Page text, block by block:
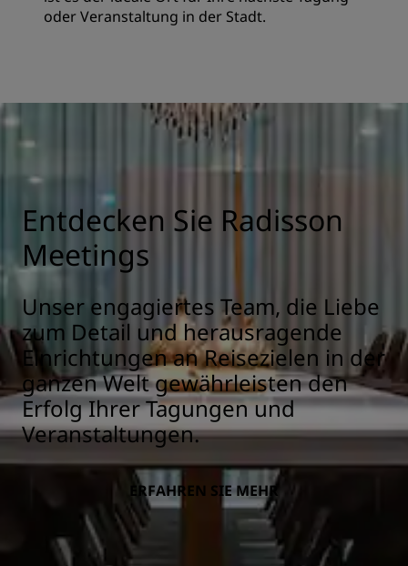
oder Veranstaltung in der Stadt.
Entdecken Sie Radisson
Meetings
Unser engagiertes Team, die Liebe
zum Detail und herausragende
Einrichtungen an Reisezielen in der
ganzen Welt gewährleisten den
Erfolg Ihrer Tagungen und
Veranstaltungen.
ERFAHREN SIE MEHR